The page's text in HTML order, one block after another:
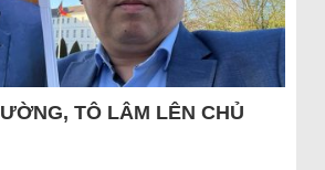
TÔ LÂM LÊN CHỦ